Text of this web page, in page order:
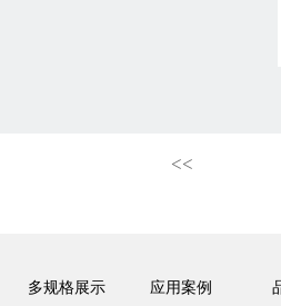
<<
多规格展示 应用案例